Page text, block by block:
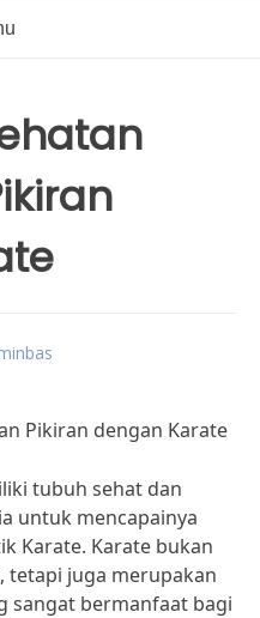
Pikiran dengan Karate
tubuh sehat dan
untuk mencapainya
Karate. Karate bukan
tetapi juga merupakan
sangat bermanfaat bagi